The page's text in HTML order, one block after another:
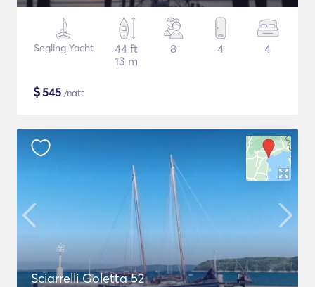
Segling Yacht
44 ft
13 m
8 4 4
$545 /natt
Sciarrelli Goletta 52